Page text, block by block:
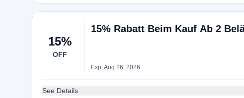
15%
OFF
15% Rabatt Beim Kauf Ab 2
Exp: Aug 26, 2026
See Details